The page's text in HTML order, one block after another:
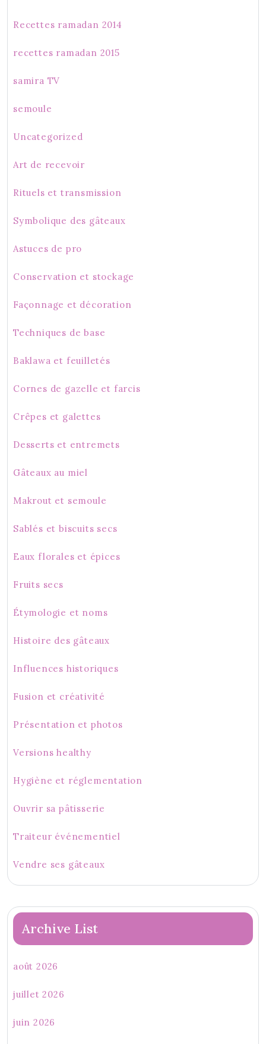
Recettes ramadan 2014
recettes ramadan 2015
samira TV
semoule
Uncategorized
Art de recevoir
Rituels et transmission
Symbolique des gâteaux
Astuces de pro
Conservation et stockage
Façonnage et décoration
Techniques de base
Baklawa et feuilletés
Cornes de gazelle et farcis
Crêpes et galettes
Desserts et entremets
Gâteaux au miel
Makrout et semoule
Sablés et biscuits secs
Eaux florales et épices
Fruits secs
Étymologie et noms
Histoire des gâteaux
Influences historiques
Fusion et créativité
Présentation et photos
Versions healthy
Hygiène et réglementation
Ouvrir sa pâtisserie
Traiteur événementiel
Vendre ses gâteaux
Archive List
août 2026
juillet 2026
juin 2026